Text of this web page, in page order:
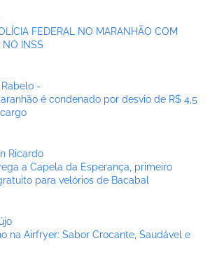
FEDERAL NO MARANHÃO COM
NO INSS
-
é condenado por desvio de R$ 4,5
Ricardo
a Capela da Esperança, primeiro
para velórios de Bacabal
na Airfryer: Sabor Crocante, Saudável e